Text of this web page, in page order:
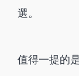
選。
值得一提的